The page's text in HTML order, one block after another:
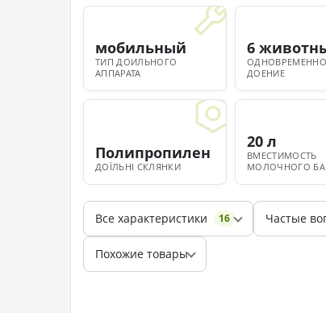
ТИП ДОИЛЬНОГО
АППАРАТА
мобильный
ДОЕНИЕ
6
ДОЇЛЬНІ СКЛЯНКИ
Полипропилен
ВМЕСТИМОСТЬ
МОЛОЧНОГО
20 л
Все характеристики 16 Частые
Похожие товары